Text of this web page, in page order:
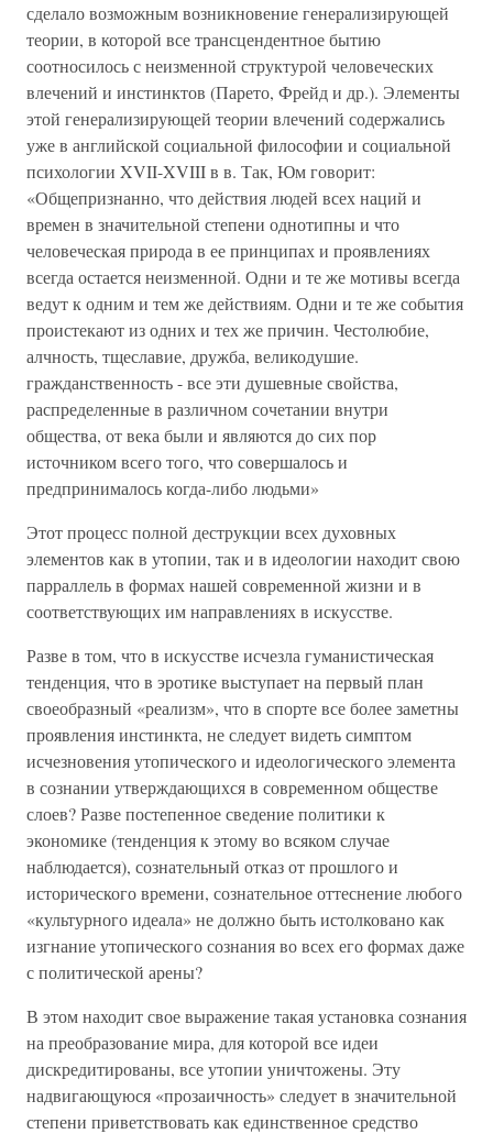
сделало возможным возникновение генерализирующей
теории, в которой все трансцендентное бытию
соотносилось с неизменной структурой человеческих
влечений и инстинктов (Парето, Фрейд и др.). Элементы
этой генерализирующей теории влечений содержались
уже в английской социальной философии и социальной
психологии XVII-XVIII в в. Так, Юм говорит:
«Общепризнанно, что действия людей всех наций и
времен в значительной степени однотипны и что
человеческая природа в ее принципах и проявлениях
всегда остается неизменной. Одни и те же мотивы всегда
ведут к одним и тем же действиям. Одни и те же события
проистекают из одних и тех же причин. Честолюбие,
алчность, тщеславие, дружба, великодушие.
гражданственность - все эти душевные свойства,
распределенные в различном сочетании внутри
общества, от века были и являются до сих пор
источником всего того, что совершалось и
предпринималось когда-либо людьми»
Этот процесс полной деструкции всех духовных
элементов как в утопии, так и в идеологии находит свою
парраллель в формах нашей современной жизни и в
соответствующих им направлениях в искусстве.
Разве в том, что в искусстве исчезла гуманистическая
тенденция, что в эротике выступает на первый план
своеобразный «реализм», что в спорте все более заметны
проявления инстинкта, не следует видеть симптом
исчезновения утопического и идеологического элемента
в сознании утверждающихся в современном обществе
слоев? Разве постепенное сведение политики к
экономике (тенденция к этому во всяком случае
наблюдается), сознательный отказ от прошлого и
исторического времени, сознательное оттеснение любого
«культурного идеала» не должно быть истолковано как
изгнание утопического сознания во всех его формах даже
с политической арены?
В этом находит свое выражение такая установка сознания
на преобразование мира, для которой все идеи
дискредитированы, все утопии уничтожены. Эту
надвигающуюся «прозаичность» следует в значительной
степени приветствовать как единственное средство